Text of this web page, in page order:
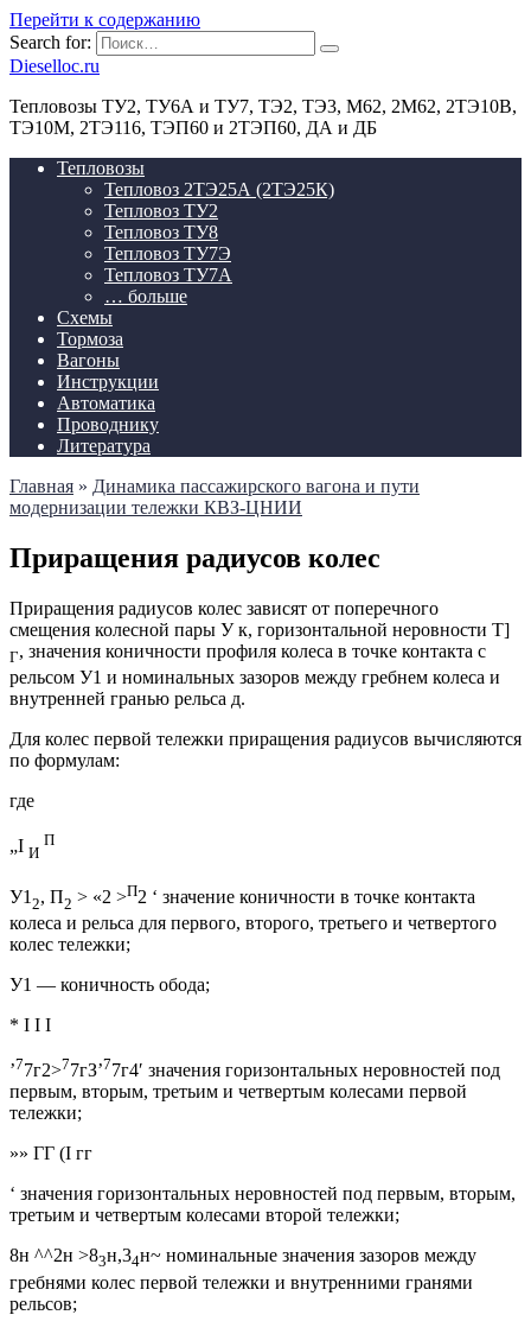
Перейти к содержанию
Search for:
Dieselloc.ru
Тепловозы ТУ2, ТУ6А и ТУ7, ТЭ2, ТЭ3, М62, 2М62, 2ТЭ10В,
ТЭ10М, 2ТЭ116, ТЭП60 и 2ТЭП60, ДА и ДБ
Тепловозы
Тепловоз 2ТЭ25А (2ТЭ25К)
Тепловоз ТУ2
Тепловоз ТУ8
Тепловоз ТУ7Э
Тепловоз ТУ7А
… больше
Схемы
Тормоза
Вагоны
Инструкции
Автоматика
Проводнику
Литература
Главная » Динамика пассажирского вагона и пути
модернизации тележки КВЗ-ЦНИИ
Приращения радиусов колес
Приращения радиусов колес зависят от поперечного
смещения колесной пары У к, горизонтальной неровности Т]
Г, значения коничности профиля колеса в точке контакта с
рельсом У1 и номинальных зазоров между гребнем колеса и
внутренней гранью рельса д.
Для колес первой тележки приращения радиусов вычисляются
по формулам:
где
„I И
П
У1 2, П2 > «2 >П2 ‘ значение коничности в точке контакта
колеса и рельса для первого, второго, третьего и четвертого
колес тележки;
У1 — коничность обода;
* I I I
’77г2>77гЗ’77г4′ значения горизонтальных неровностей под
первым, вторым, третьим и четвертым колесами первой
тележки;
»» ГГ (I гг
‘ значения горизонтальных неровностей под первым, вторым,
третьим и четвертым колесами второй тележки;
8н ^^2н >83н,34н~ номинальные значения зазоров между
гребнями колес первой тележки и внутренними гранями
рельсов;